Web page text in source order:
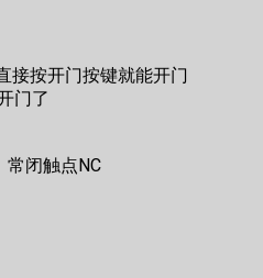
接按开门按键就能开门
门了
常闭触点NC